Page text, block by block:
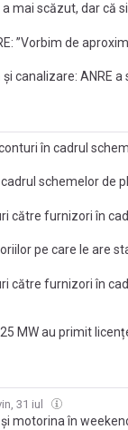
mai scăzut, dar că
capacități de
”Vorbim de
Cernavodă”
canalizare: ANRE a
în cadrul
schemelor de
către furnizori în
31 iulie
pe care le are
în energie
către furnizori în
31 iulie 2026. În
MW au primit
de
31 iul
motorina în